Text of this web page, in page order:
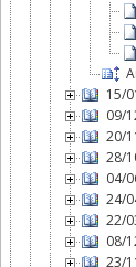
15/
09/
20/
28/
04/
24/
22/
08/
23/